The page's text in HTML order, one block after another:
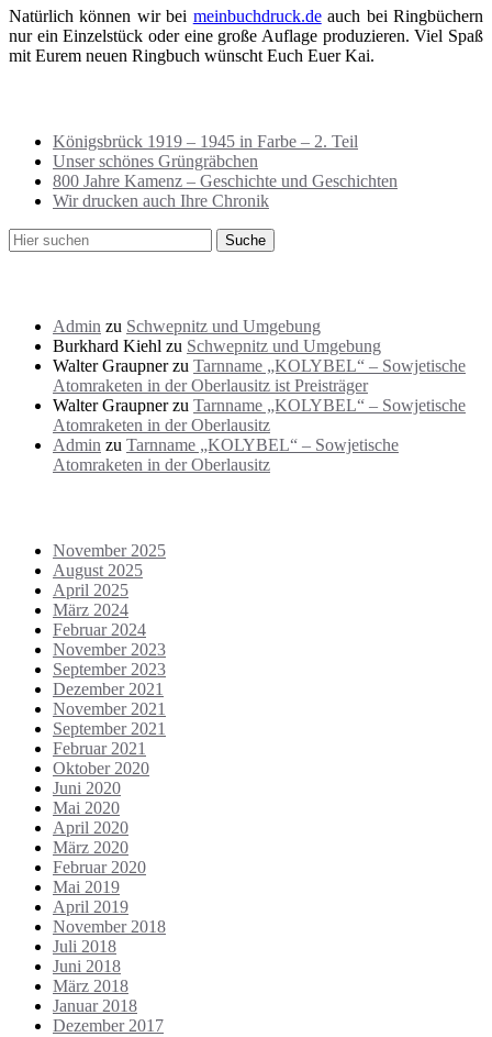
Natürlich können wir bei meinbuchdruck.deauch bei Ringbüchern
nur ein Einzelstück oder eine große Auflage produzieren. Viel Spaß
mit Eurem neuen Ringbuch wünscht Euch Euer Kai.
Königsbrück 1919 – 1945 in Farbe – 2. Teil
Unser schönes Grüngräbchen
800 Jahre Kamenz – Geschichte und Geschichten
Wir drucken auch Ihre Chronik
Admin zu Schwepnitz und Umgebung
Burkhard Kiehl zu Schwepnitz und Umgebung
Walter Graupnerzu Tarnname „KOLYBEL“ – Sowjetische
Atomraketen in der Oberlausitz ist Preisträger
Walter Graupnerzu Tarnname „KOLYBEL“ – Sowjetische
Atomraketen in der Oberlausitz
Admin zu Tarnname „KOLYBEL“ – Sowjetische
Atomraketen in der Oberlausitz
November 2025
August 2025
April 2025
März 2024
Februar 2024
November 2023
September 2023
Dezember 2021
November 2021
September 2021
Februar 2021
Oktober 2020
Juni 2020
Mai 2020
April 2020
März 2020
Februar 2020
Mai 2019
April 2019
November 2018
Juli 2018
Juni 2018
März 2018
Januar 2018
Dezember 2017